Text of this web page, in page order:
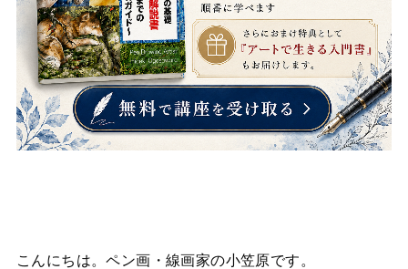
こんにちは。ペン画・線画家の小笠原です。